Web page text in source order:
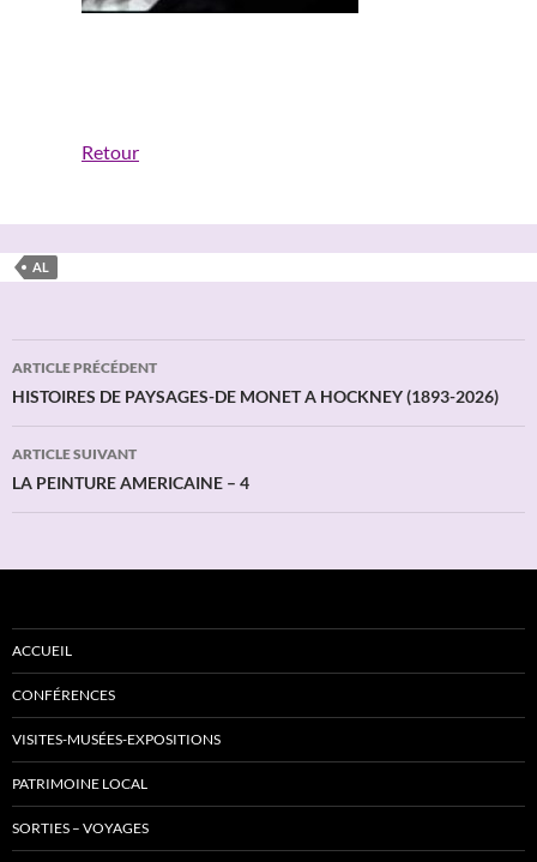
Retour
AL
Navigation
des
articles
ARTICLE PRÉCÉDENT
HISTOIRES DE PAYSAGES-DE MONET A HOCKNEY (1893-2026)
ARTICLE SUIVANT
LA PEINTURE AMERICAINE – 4
ACCUEIL
CONFÉRENCES
VISITES-MUSÉES-EXPOSITIONS
PATRIMOINE LOCAL
SORTIES – VOYAGES